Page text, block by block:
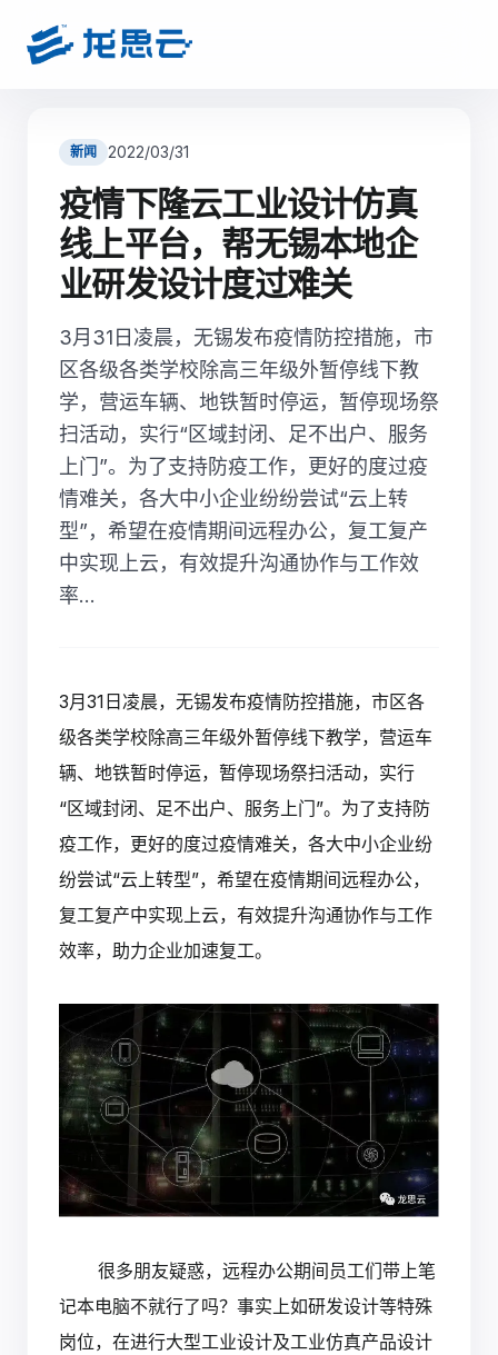
新闻 2022/03/31
疫情下隆云工业设计仿真
线上平台，帮无锡本地企
业研发设计度过难关
3月31日凌晨，无锡发布疫情防控措施，市
区各级各类学校除高三年级外暂停线下教
学，营运车辆、地铁暂时停运，暂停现场祭
扫活动，实行“区域封闭、足不出户、服务
上门”。为了支持防疫工作，更好的度过疫
情难关，各大中小企业纷纷尝试“云上转
型”，希望在疫情期间远程办公，复工复产
中实现上云，有效提升沟通协作与工作效
率...
3月31日凌晨，无锡发布疫情防控措施，市区各
级各类学校除高三年级外暂停线下教学，营运车
辆、地铁暂时停运，暂停现场祭扫活动，实行
“区域封闭、足不出户、服务上门”。为了支持防
疫工作，更好的度过疫情难关，各大中小企业纷
纷尝试“云上转型”，希望在疫情期间远程办公，
复工复产中实现上云，有效提升沟通协作与工作
效率，助力企业加速复工。
很多朋友疑惑，远程办公期间员工们带上笔
记本电脑不就行了吗？事实上如研发设计等特殊
岗位，在进行大型工业设计及工业仿真产品设计